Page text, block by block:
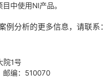
中使用NI产品。
例 分析的更多信息， 请联系：
院1号
邮编：510070